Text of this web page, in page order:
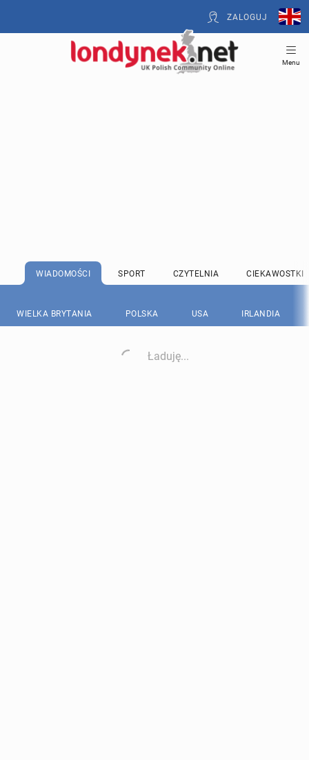
ZALOGUJ
Menu
WIADOMOŚCI SPORT CZYTELNIA CIEKAWOSTKI
WIELKA BRYTANIA POLSKA USA IRLANDIA
Ładuję...